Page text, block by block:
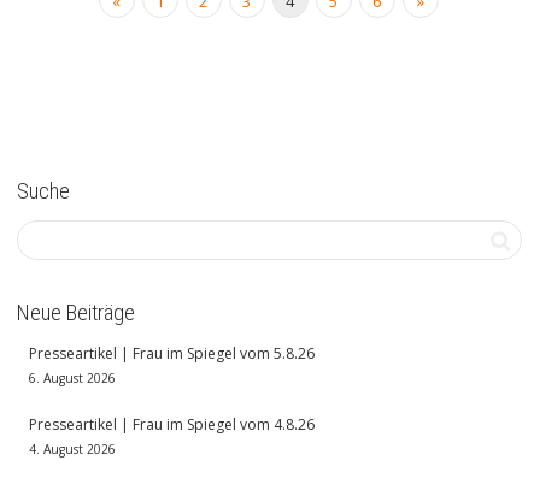
Suche
Neue Beiträge
Presseartikel | Frau im Spiegel vom 5.8.26
6. August 2026
Presseartikel | Frau im Spiegel vom 4.8.26
4. August 2026